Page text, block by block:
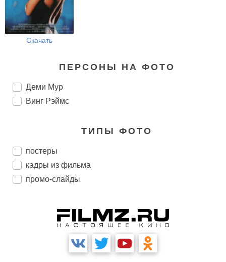
Скачать
ПЕРСОНЫ НА ФОТО
Деми Мур
Винг Рэймс
ТИПЫ ФОТО
постеры
кадры из фильма
промо-слайды